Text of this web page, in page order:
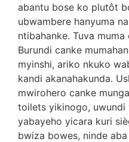
abantu bose ko plutôt
ubwambere hanyuma
ntibahanke. Tuva
Burundi canke
myinshi, ariko nkuko
kandi akanahakunda.
mwirohero canke
toilets yikinogo, uwundi
yabayeho yicara kuri
bwiza bowes, ninde